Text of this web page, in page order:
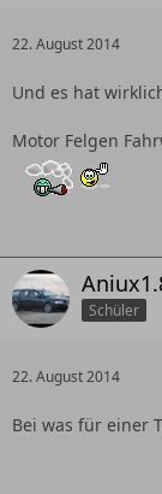
22. August 2014
Und es hat
Motor Felgen
Schüler
22. August 2014
Bei was für einer